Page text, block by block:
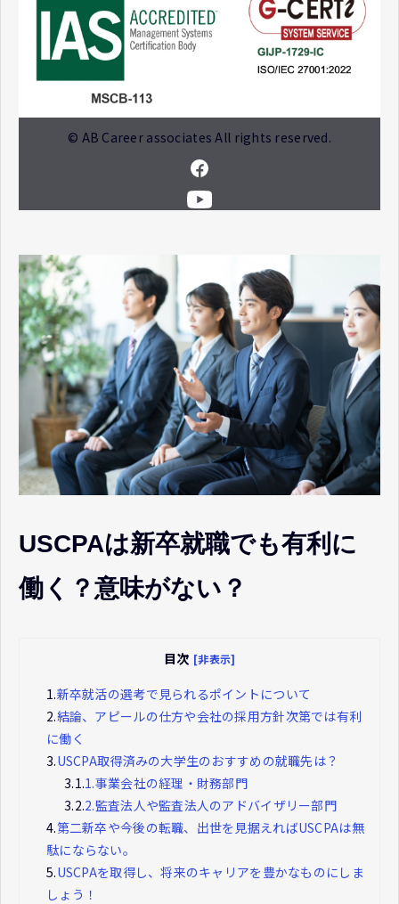
© AB Career associates All rights reserved.
USCPAは新卒就職でも有利に
働く？意味がない？
目次 [非表示]
1.新卒就活の選考で見られるポイントについて
2.結論、アピールの仕方や会社の採用方針次第では有利
に働く
3.USCPA取得済みの大学生のおすすめの就職先は？
3.1.1.事業会社の経理・財務部門
3.2.2.監査法人や監査法人のアドバイザリー部門
4.第二新卒や今後の転職、出世を見据えればUSCPAは無
駄にならない。
5.USCPAを取得し、将来のキャリアを豊かなものにしま
しょう！